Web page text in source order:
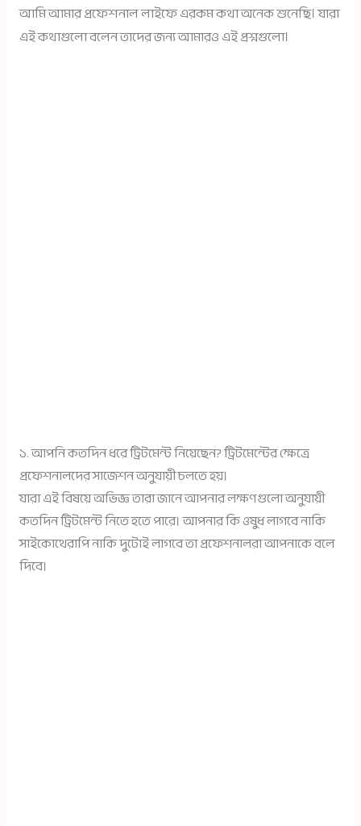
আমি আমার প্রফেশনাল লাইফে এরকম কথা অনেক শুনেছি। যারা
এই কথাগুলো বলেন তাদের জন্য আমারও এই প্রশ্নগুলো।
১. আপনি কতদিন ধরে ট্রিটমেন্ট নিয়েছেন? ট্রিটমেন্টের ক্ষেত্রে
প্রফেশনালদের সাজেশন অনুযায়ী চলতে হয়।
যারা এই বিষয়ে অভিজ্ঞ তারা জানে আপনার লক্ষণগুলো অনুযায়ী
কতদিন ট্রিটমেন্ট নিতে হতে পারে। আপনার কি ওষুধ লাগবে নাকি
সাইকোথেরাপি নাকি দুটোই লাগবে তা প্রফেশনালরা আপনাকে বলে
দিবে।